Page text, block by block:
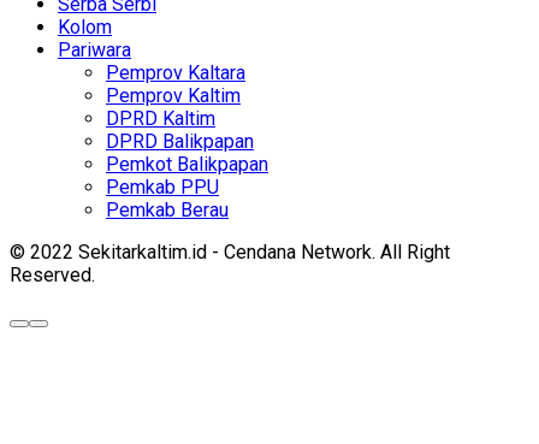
Kolom
Pariwara
Pemprov Kaltara
Pemprov Kaltim
DPRD Kaltim
DPRD Balikpapan
Pemkot Balikpapan
Pemkab PPU
Pemkab Berau
© 2022 Sekitarkaltim.id - Cendana Network. All Right
Reserved.